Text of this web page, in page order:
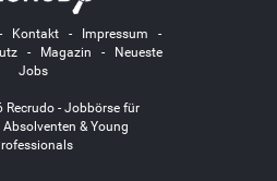
Kontakt- Impressum -
- Magazin -
Neueste
Jobs
Recrudo - Jobbörse für
Absolventen & Young